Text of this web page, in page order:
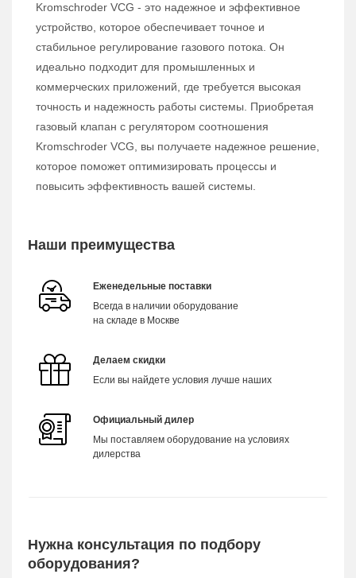
Kromschroder VCG - это надежное и эффективное
устройство, которое обеспечивает точное и
стабильное регулирование газового потока. Он
идеально подходит для промышленных и
коммерческих приложений, где требуется высокая
точность и надежность работы системы. Приобретая
газовый клапан с регулятором соотношения
Kromschroder VCG, вы получаете надежное решение,
которое поможет оптимизировать процессы и
повысить эффективность вашей системы.
Наши преимущества
Еженедельные поставки
Всегда в наличии оборудование
на складе в Москве
Делаем скидки
Если вы найдете условия лучше наших
Официальный дилер
Мы поставляем оборудование на условиях
дилерства
Нужна консультация по подбору
оборудования?